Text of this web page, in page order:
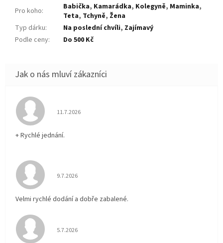
Pro koho: Babička, Kamarádka, Kolegyně, Maminka,
Teta, Tchyně, Žena
Typ dárku: Na poslední chvíli, Zajímavý
Podle ceny: Do 500 Kč
Hodnocení obchodu je 5 z 5 hvězdiček.
11.7.2026
+ Rychlé jednání.
Hodnocení obchodu je 5 z 5 hvězdiček.
9.7.2026
Velmi rychlé dodání a dobře zabalené.
Hodnocení obchodu je 5 z 5 hvězdiček.
5.7.2026